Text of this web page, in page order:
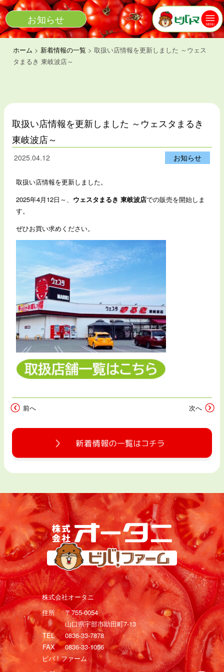
お知らせ MENU
ホーム > 新着情報の一覧 > 取扱い店情報を更新しました ～ウェス
タまるき 東岐波店～
取扱い店情報を更新しました ～ウェスタまるき
東岐波店～
2025.04.12 お知らせ
取扱い店情報を更新しました。
2025年4月12日～、 ウェスタまるき 東岐波店での販売を開始しま
す。
ぜひお買い求めください。
前へ 次へ
株式会社オータニ
住所
〒755-0054
山口県宇部市助田町7-13
TEL
0836-33-7878
FAX
0836-33-1056
ビバ ! ファーム